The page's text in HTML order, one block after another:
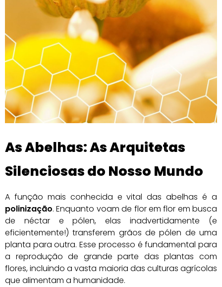
As Abelhas: As Arquitetas
Silenciosas do Nosso Mundo
A função mais conhecida e vital das abelhas é a
polinização. Enquanto voam de flor em flor em busca
de néctar e pólen, elas inadvertidamente (e
eficientemente!) transferem grãos de pólen de uma
planta para outra. Esse processo é fundamental para
a reprodução de grande parte das plantas com
flores, incluindo a vasta maioria das culturas agrícolas
que alimentam a humanidade.